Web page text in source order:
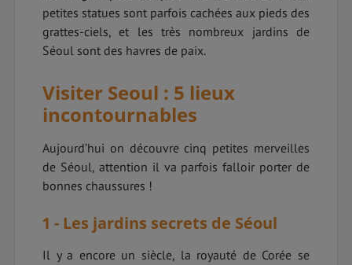
petites statues sont parfois cachées aux pieds des
grattes-ciels, et les très nombreux jardins de
Séoul sont des havres de paix.
Visiter Seoul : 5 lieux
incontournables
Aujourd’hui on découvre cinq petites merveilles
de Séoul, attention il va parfois falloir porter de
bonnes chaussures !
1 - Les jardins secrets de Séoul
Il y a encore un siècle, la royauté de Corée se